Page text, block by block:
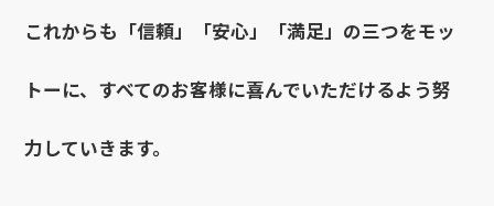
これからも「信頼」「安心」「満足」の三つをモッ
トーに、すべてのお客様に喜んでいただけるよう努
力していきます。